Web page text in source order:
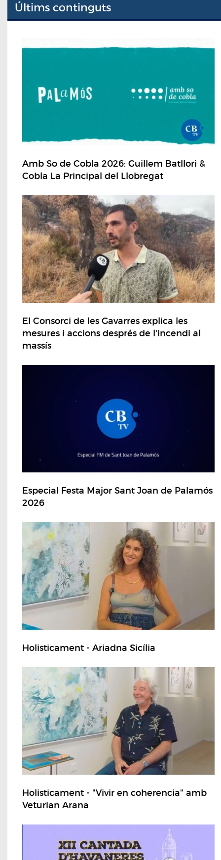
Últims continguts
Amb So de Cobla 2026: Guillem Batllori &
Cobla La Principal del Llobregat
El Consorci de les Gavarres explica les
mesures i accions després de l'incendi al
massís
Especial Festa Major Sant Joan de Palamós
2026
Holisticament - Ariadna Sicília
Holisticament - "Vivir en coherencia" amb
Veturian Arana